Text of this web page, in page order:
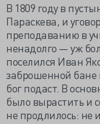
В 1809 году в
Параскева, и
преподаванию в
ненадолго — уж
поселился Иван
заброшенной бане
бог подаст. В
было вырастить и
не продлилось: не